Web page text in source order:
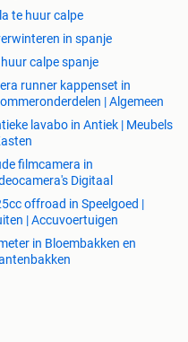
= 1450 KM
terug gestort binnen
+ 20 euro per huisdier
te huur calpe
in spanje
calpe spanje
runner kappenset in
| Algemeen
lavabo in Antiek | Meubels
filmcamera in
Digitaal
offroad in Speelgoed |
| Accuvoertuigen
in Bloembakken en